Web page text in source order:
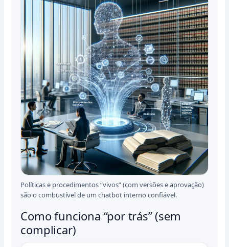
Políticas e procedimentos “vivos” (com versões e aprovação)
são o combustível de um chatbot interno confiável.
Como funciona “por trás” (sem
complicar)